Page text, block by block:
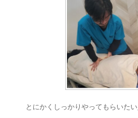
とにかくしっかりやってもらいた